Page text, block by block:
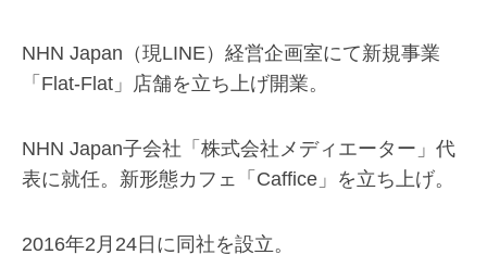
NHN Japan（現LINE）経営企画室にて新規事業
「Flat-Flat」店舗を立ち上げ開業。
NHN Japan子会社「株式会社メディエーター」代
表に就任。新形態カフェ「Caffice」を立ち上げ。
2016年2月24日に同社を設立。